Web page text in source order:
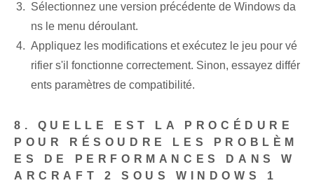
Sélectionnez une version précédente de Windows da
ns le menu déroulant.
Appliquez les modifications et exécutez le jeu pour vé
rifier s'il fonctionne correctement. Sinon, essayez différ
ents paramètres de compatibilité.
8. QUELLE EST LA PROCÉDURE
POUR RÉSOUDRE LES PROBLÈM
ES DE PERFORMANCES DANS W
ARCRAFT 2 SOUS WINDOWS 1